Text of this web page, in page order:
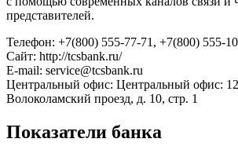
представителей.
Телефон: +7(800) 555-77-71, +7(800) 555-
Сайт: http://tcsbank.ru/
E-mail: service@tcsbank.ru
Центральный офис: Центральный офис:
Волоколамский проезд, д. 10, стр. 1
Показатели банка